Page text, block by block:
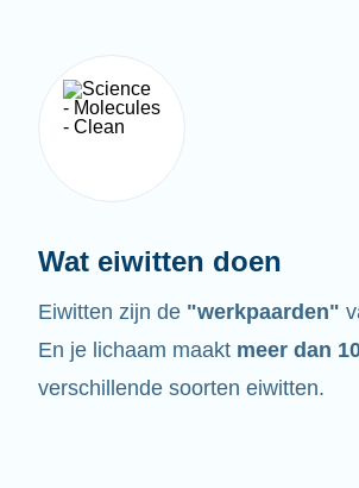
Wat eiwitten doen
Eiwitten zijn de "werkpaarden"
En je lichaam maakt meer dan
verschillende soorten eiwitten.